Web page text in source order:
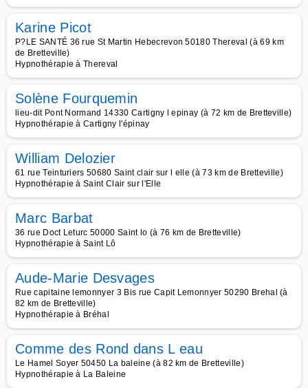
Karine Picot
P?LE SANTÉ 36 rue St Martin Hebecrevon 50180 Thereval (à 69 km
de Bretteville)
Hypnothérapie à Thereval
Solène Fourquemin
lieu-dit Pont Normand 14330 Cartigny l epinay (à 72 km de Bretteville)
Hypnothérapie à Cartigny l'épinay
William Delozier
61 rue Teinturiers 50680 Saint clair sur l elle (à 73 km de Bretteville)
Hypnothérapie à Saint Clair sur l'Elle
Marc Barbat
36 rue Doct Leturc 50000 Saint lo (à 76 km de Bretteville)
Hypnothérapie à Saint Lô
Aude-Marie Desvages
Rue capitaine lemonnyer 3 Bis rue Capit Lemonnyer 50290 Brehal (à
82 km de Bretteville)
Hypnothérapie à Bréhal
Comme des Rond dans L eau
Le Hamel Soyer 50450 La baleine (à 82 km de Bretteville)
Hypnothérapie à La Baleine